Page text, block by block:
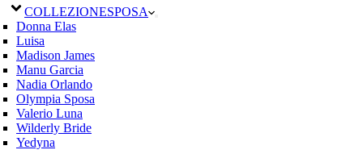
COLLEZIONESPOSA
Donna Elas
Luisa
Madison James
Manu Garcia
Nadia Orlando
Olympia Sposa
Valerio Luna
Wilderly Bride
Yedyna